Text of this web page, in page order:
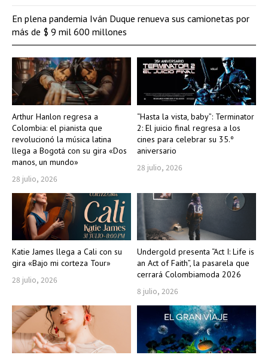
Arthur Hanlon regresa a
Colombia: el pianista que
revolucionó la música latina
llega a Bogotá con su gira «Dos
manos, un mundo»
28 julio, 2026
“Hasta la vista, baby”: Terminator
2: El juicio final regresa a los
cines para celebrar su 35.º
aniversario
28 julio, 2026
Katie James llega a Cali con su
gira «Bajo mi corteza Tour»
28 julio, 2026
Undergold presenta “Act I: Life is
an Act of Faith”, la pasarela que
cerrará Colombiamoda 2026
8 julio, 2026
En plena pandemia Iván Duque renueva sus camionetas por
más de $ 9 mil 600 millones